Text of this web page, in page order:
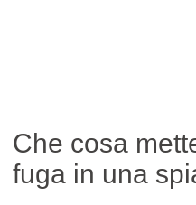
Che cosa
fuga in una